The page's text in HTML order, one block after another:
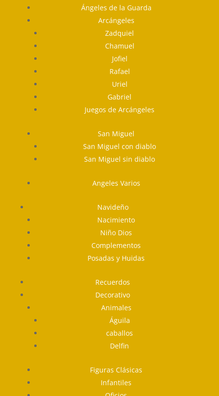
Ángeles de la Guarda
Arcángeles
Zadquiel
Chamuel
Jofiel
Rafael
Uriel
Gabriel
Juegos de Arcángeles
San Miguel
San Miguel con diablo
San Miguel sin diablo
Angeles Varios
Navideño
Nacimiento
Niño Dios
Complementos
Posadas y Huidas
Recuerdos
Decorativo
Animales
Águila
caballos
Delfin
Figuras Clásicas
Infantiles